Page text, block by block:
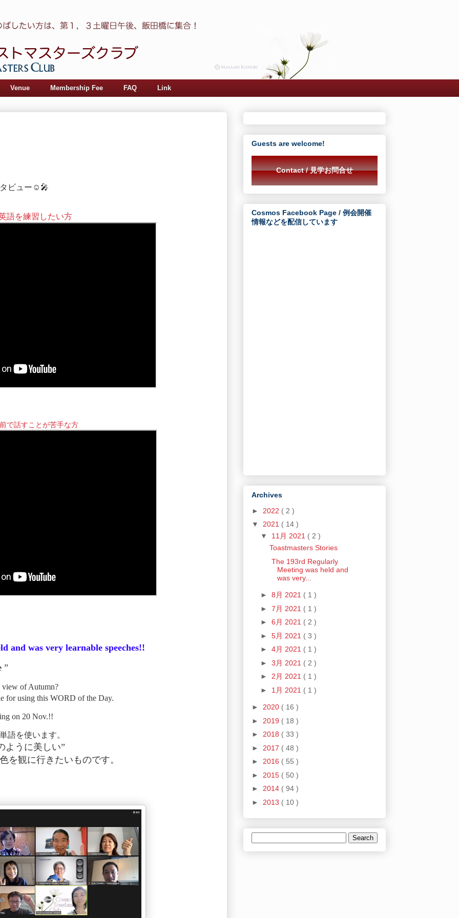
Venue Membership Fee FAQ Link
ビュー☺🎤
語を練習したい方
で話すことが苦手な方
and was very learnable speeches!!
”
view of Autumn?
for using this WORD of the Day.
on 20 Nov.!!
語を使います。
ように美しい”
を観に行きたいものです。
Guests are welcome!
Contact / 見学お問合せ
Cosmos Facebook Page / 例会開催
情報などを配信しています
Archives
► 2022 ( 2 )
▼ 2021 ( 14 )
▼ 11月 2021 ( 2 )
Toastmasters Stories
The 193rd Regularly
Meeting was held and
was very...
► 8月 2021 ( 1 )
► 7月 2021 ( 1 )
► 6月 2021 ( 2 )
► 5月 2021 ( 3 )
► 4月 2021 ( 1 )
► 3月 2021 ( 2 )
► 2月 2021 ( 1 )
► 1月 2021 ( 1 )
► 2020 ( 16 )
► 2019 ( 18 )
► 2018 ( 33 )
► 2017 ( 48 )
► 2016 ( 55 )
► 2015 ( 50 )
► 2014 ( 94 )
► 2013 ( 10 )